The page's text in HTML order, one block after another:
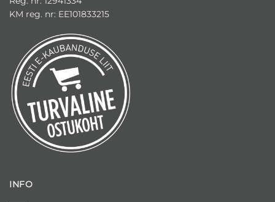
KM reg. nr: EE101833215
INFO